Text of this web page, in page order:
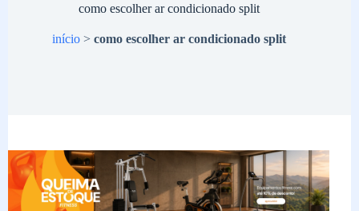
como escolher ar condicionado split
início> como escolher ar condicionado split